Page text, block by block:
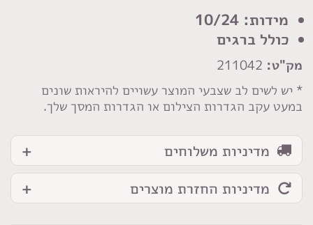
מידות: 10/24
כולל ברגים
מק"ט:
* יש לשים לב שצבעי המוצר עשויים להיראות שונים
במעט עקב הגדרות הצילום או הגדרות המסך שלך.
לתיק
ארנק
רחב
מנומר
מדיניות משלוחים
מדיניות החזרת מוצרים